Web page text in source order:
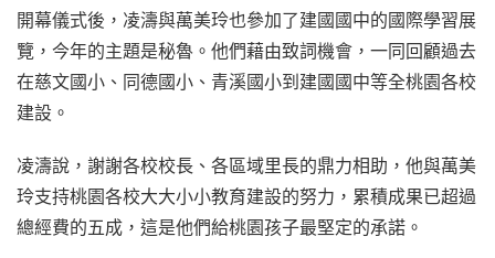
開幕儀式後，凌濤與萬美玲也參加了建國國中的國際學習展
覽，今年的主題是秘魯。他們藉由致詞機會，一同回顧過去
在慈文國小、同德國小、青溪國小到建國國中等全桃園各校
建設。
凌濤說，謝謝各校校長、各區域里長的鼎力相助，他與萬美
玲支持桃園各校大大小小教育建設的努力，累積成果已超過
總經費的五成，這是他們給桃園孩子最堅定的承諾。